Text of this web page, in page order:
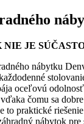
NIE JE
nábytku
oceľovú
čomu sa
to praktické
nábytok